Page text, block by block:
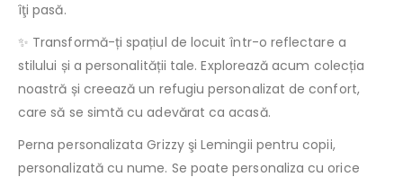
îţi pasă.
✨ Transformă-ți spațiul de locuit într-o reflectare a
stilului și a personalității tale. Explorează acum colecția
noastră și creează un refugiu personalizat de confort,
care să se simtă cu adevărat ca acasă.
Perna personalizata Grizzy şi Lemingii pentru copii,
personalizată cu nume. Se poate personaliza cu orice